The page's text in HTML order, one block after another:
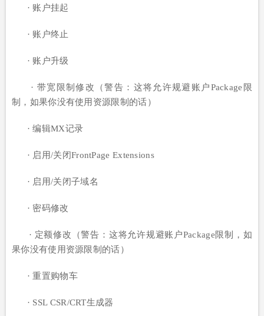
· 账户挂起
· 账户终止
· 账户升级
· 带宽限制修改（警告：这将允许规避账户Package限
制，如果你没有使用资源限制的话）
· 编辑MX记录
· 启用/关闭FrontPage Extensions
· 启用/关闭子域名
· 密码修改
· 定额修改（警告：这将允许规避账户Package限制，如
果你没有使用资源限制的话）
· 重置购物车
· SSL CSR/CRT生成器